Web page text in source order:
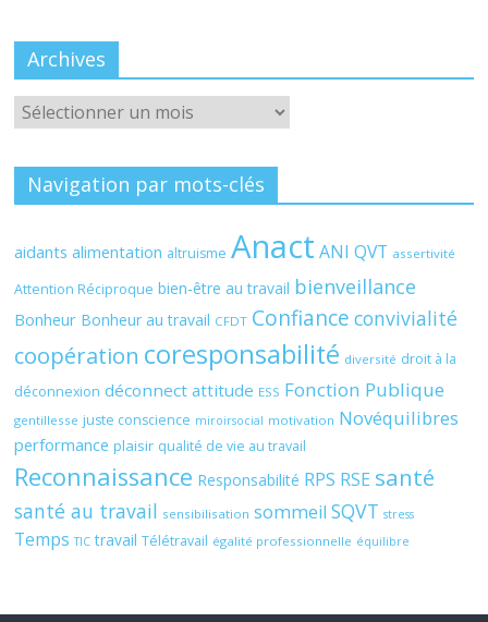
Archives
Archives
Navigation par mots-clés
aidants alimentation altruisme Anact ANI QVT assertivité
Attention Réciproque bien-être au travail bienveillance
Bonheur Bonheur au travail CFDT Confiance convivialité
coopération coresponsabilité diversité droit à la
déconnexion déconnect attitude ESS Fonction Publique
gentillesse juste conscience miroirsocial motivation Novéquilibres
performance plaisir qualité de vie au travail
Reconnaissance Responsabilité RPS RSE santé
santé au travail sensibilisation sommeil SQVT stress
Temps TIC travail Télétravail égalité professionnelle équilibre